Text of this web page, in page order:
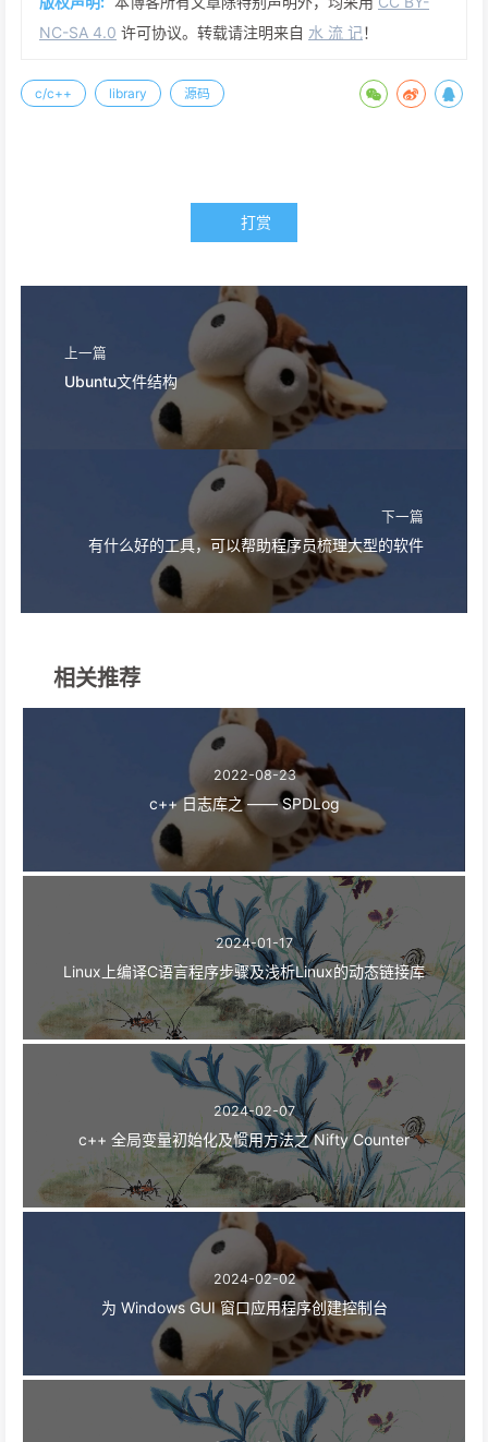
NC-SA 4.0 许可协议。转载请注明来自 水 流 记！
c/c++ library 源码
打赏
上一篇
Ubuntu文件结构
下一篇
有什么好的工具，可以帮助程序员梳理大型的软件
相关推荐
2022-08-23
c++ 日志库之 —— SPDLog
2024-01-17
Linux上编译C语言程序步骤及浅析Linux的动态链接库
2024-02-07
c++ 全局变量初始化及惯用方法之 Nifty Counter
2024-02-02
为 Windows GUI 窗口应用程序创建控制台